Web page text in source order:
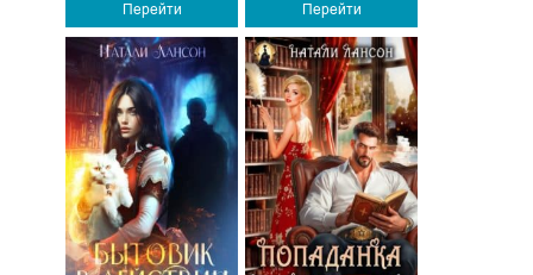
Перейти Перейти